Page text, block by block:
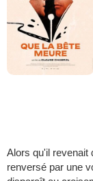
Alors qu'il revenait
renversé par une